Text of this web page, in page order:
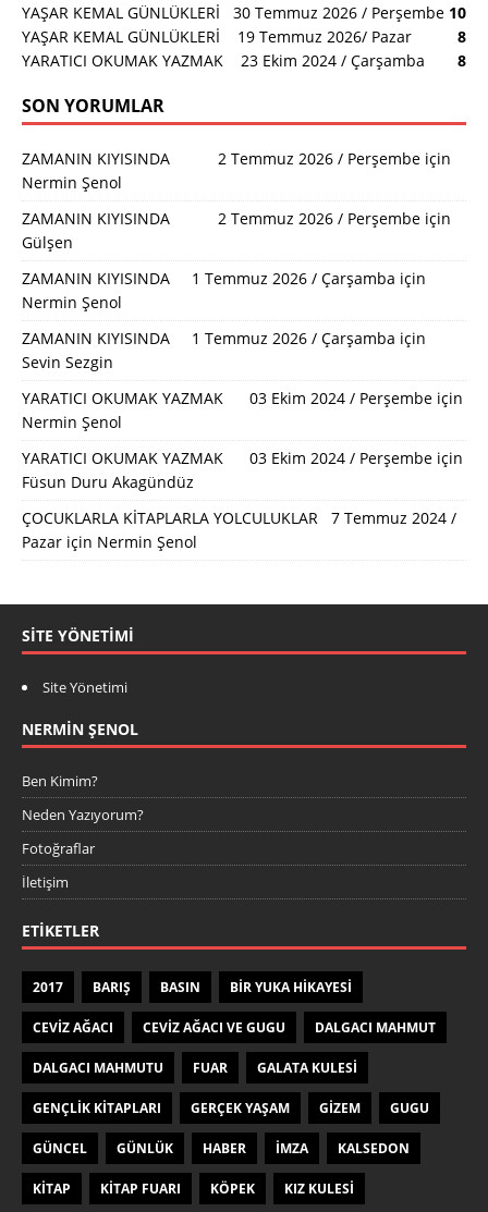
YAŞAR KEMAL GÜNLÜKLERİ 30 Temmuz 2026 / Perşembe 10
YAŞAR KEMAL GÜNLÜKLERİ 19 Temmuz 2026/ Pazar
8
YARATICI OKUMAK YAZMAK 23 Ekim 2024 / Çarşamba
8
SON YORUMLAR
ZAMANIN KIYISINDA 2 Temmuz 2026 / Perşembe için
Nermin Şenol
ZAMANIN KIYISINDA 2 Temmuz 2026 / Perşembe için
Gülşen
ZAMANIN KIYISINDA 1 Temmuz 2026 / Çarşamba için
Nermin Şenol
ZAMANIN KIYISINDA 1 Temmuz 2026 / Çarşamba için
Sevin Sezgin
YARATICI OKUMAK YAZMAK 03 Ekim 2024 / Perşembe için
Nermin Şenol
YARATICI OKUMAK YAZMAK 03 Ekim 2024 / Perşembe için
Füsun Duru Akagündüz
ÇOCUKLARLA KİTAPLARLA YOLCULUKLAR 7 Temmuz 2024 /
Pazar için Nermin Şenol
SITE YÖNETIMI
Site Yönetimi
NERMIN ŞENOL
Ben Kimim?
Neden Yazıyorum?
Fotoğraflar
İletişim
ETIKETLER
2017 BARIŞ BASIN BIR YUKA HIKAYESI
CEVIZ AĞACI CEVIZ AĞACI VE GUGU DALGACI MAHMUT
DALGACI MAHMUTU FUAR GALATA KULESI
GENÇLIK KITAPLARI GERÇEK YAŞAM GIZEM GUGU
GÜNCEL GÜNLÜK HABER IMZA KALSEDON
KITAP KITAP FUARI KÖPEK KIZ KULESI